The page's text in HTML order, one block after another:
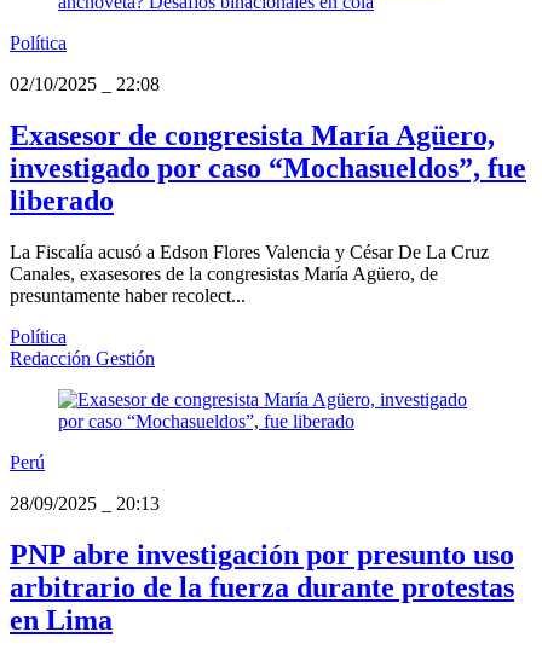
Política
02/10/2025
22:08
Exasesor de congresista María Agüero,
investigado por caso “Mochasueldos”, fue
liberado
La Fiscalía acusó a Edson Flores Valencia y César De La Cruz
Canales, exasesores de la congresistas María Agüero, de
presuntamente haber recolect...
Política
Redacción Gestión
Perú
28/09/2025
20:13
PNP abre investigación por presunto uso
arbitrario de la fuerza durante protestas
en Lima